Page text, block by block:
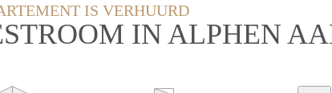
IS VERHUURD
IN ALPHEN